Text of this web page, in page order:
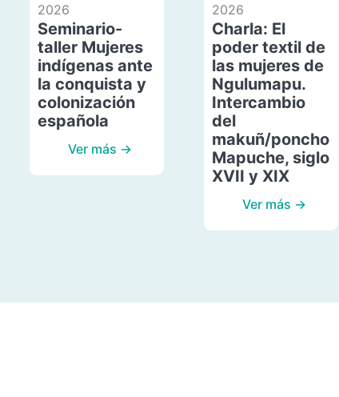
2026
Seminario-
taller Mujeres
indígenas ante
la conquista y
colonización
española
Ver más →
2026
Charla: El
poder textil de
las mujeres de
Ngulumapu.
Intercambio
del
makuñ/poncho
Mapuche, siglo
XVII y XIX
Ver más →